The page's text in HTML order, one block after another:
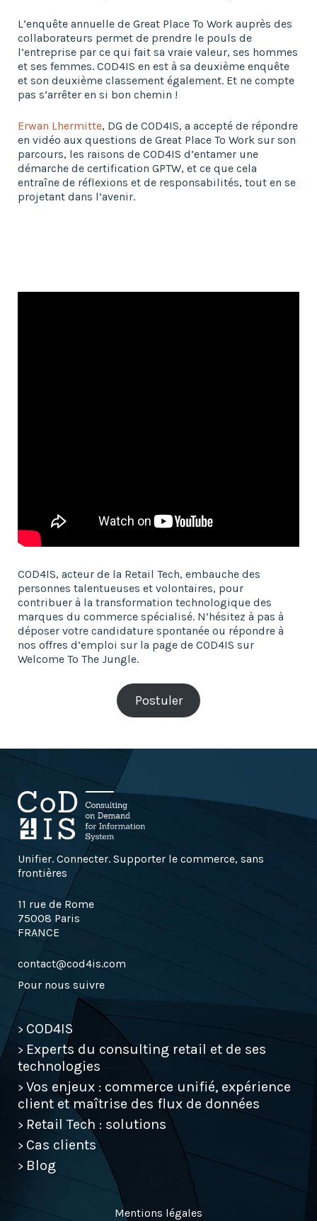
L’enquête annuelle de Great Place To Work auprès des
collaborateurs permet de prendre le pouls de
l’entreprise par ce qui fait sa vraie valeur, ses hommes
et ses femmes. COD4IS en est à sa deuxième enquête
et son deuxième classement également. Et ne compte
pas s’arrêter en si bon chemin !
Erwan Lhermitte, DG de COD4IS, a accepté de répondre
en vidéo aux questions de Great Place To Work sur son
parcours, les raisons de COD4IS d’entamer une
démarche de certification GPTW, et ce que cela
entraîne de réflexions et de responsabilités, tout en se
projetant dans l’avenir.
COD4IS, acteur de la Retail Tech, embauche des
personnes talentueuses et volontaires, pour
contribuer à la transformation technologique des
marques du commerce spécialisé. N’hésitez à pas à
déposer votre candidature spontanée ou répondre à
nos offres d’emploi sur la page de COD4IS sur
Welcome To The Jungle.
Postuler
Unifier. Connecter. Supporter le commerce, sans
frontières
11 rue de Rome
75008 Paris
FRANCE
contact@cod4is.com
Pour nous suivre
> COD4IS
> Experts du consulting retail et de ses
technologies
> Vos enjeux : commerce unifié, expérience
client et maîtrise des flux de données
> Retail Tech : solutions
> Cas clients
> Blog
Mentions légales